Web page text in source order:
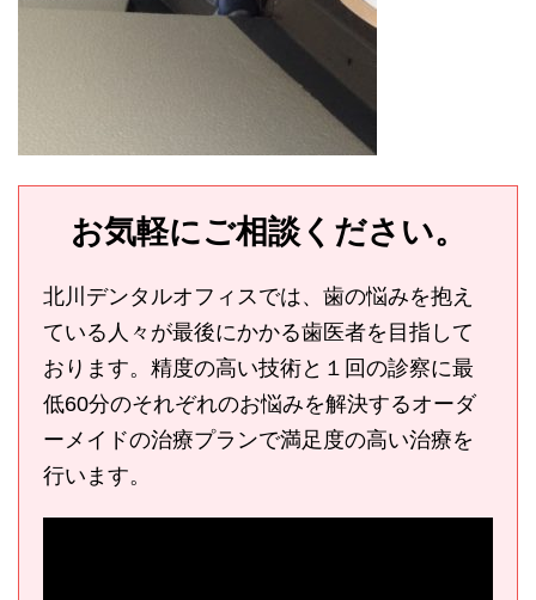
お気軽にご相談ください。
北川デンタルオフィスでは、歯の悩みを抱え
ている人々が最後にかかる歯医者を目指して
おります。精度の高い技術と１回の診察に最
低60分のそれぞれのお悩みを解決するオーダ
ーメイドの治療プランで満足度の高い治療を
行います。